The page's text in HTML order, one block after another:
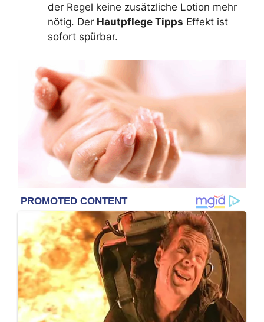
der Regel keine zusätzliche Lotion mehr
nötig. Der Hautpflege Tipps Effekt ist
sofort spürbar.